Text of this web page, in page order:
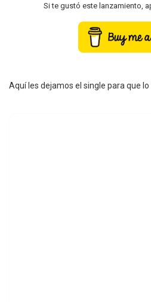
Si te gustó este lanzamiento,
Aquí les dejamos el single para que lo